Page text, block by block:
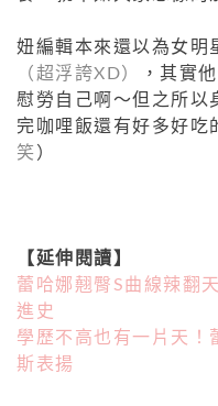
妞編輯本來還以為女明
（超浮誇XD）
，其實
慰勞自己啊～但之所以
完咖哩飯還有好多好吃
笑 ）
【延伸閱讀】
蕾哈娜翹臀S曲線辣翻
進史
學歷不高也有一片天！
斯表揚